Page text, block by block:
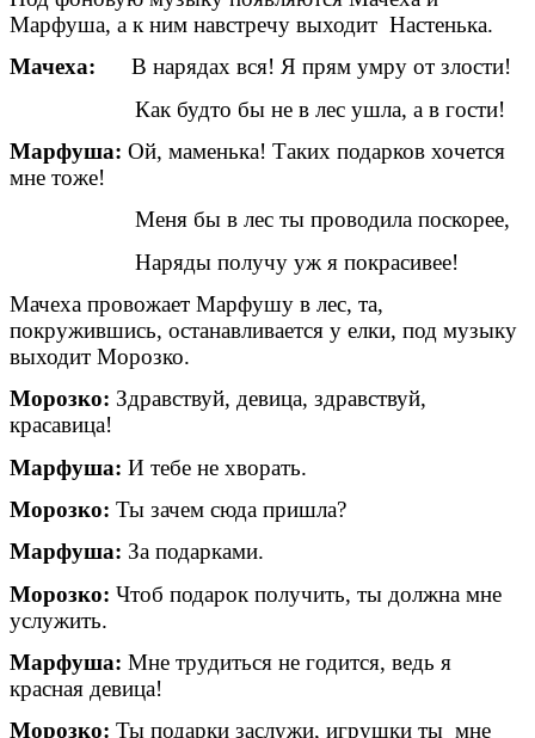
Марфуша, а к ним навстречу выходит Настенька.
Мачеха:
В нарядах вся! Я прям умру от злости!
Как будто бы не в лес ушла, а в гости!
Марфуша: Ой, маменька! Таких подарков хочется
мне тоже!
Меня бы в лес ты проводила поскорее,
Наряды получу уж я покрасивее!
Мачеха провожает Марфушу в лес, та,
покружившись, останавливается у елки, под музыку
выходит Морозко.
Морозко: Здравствуй, девица, здравствуй,
красавица!
Марфуша: И тебе не хворать.
Морозко: Ты зачем сюда пришла?
Марфуша: За подарками.
Морозко: Чтоб подарок получить, ты должна мне
услужить.
Марфуша: Мне трудиться не годится, ведь я
красная девица!
Морозко: Ты подарки заслужи, игрушки ты мне